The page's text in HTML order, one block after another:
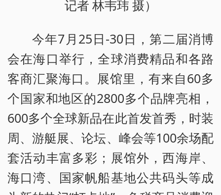
记者 林韦玮 摄）
今年7月25日-30日，第二届消博
会在海口举行，全球消费精品和各路
客商汇聚海口。展馆里，有来自60多
个国家和地区的2800多个品牌亮相，
600多个全球新品在此首发首秀，时装
周、游艇展、论坛、峰会等100余场配
套活动丰富多彩；展馆外，西海岸、
海口湾、国家帆船基地公共码头等成